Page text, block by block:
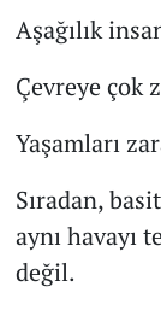
Aşağılık
Çevreye çok
Yaşamları
Sıradan,
aynı havayı
değil.